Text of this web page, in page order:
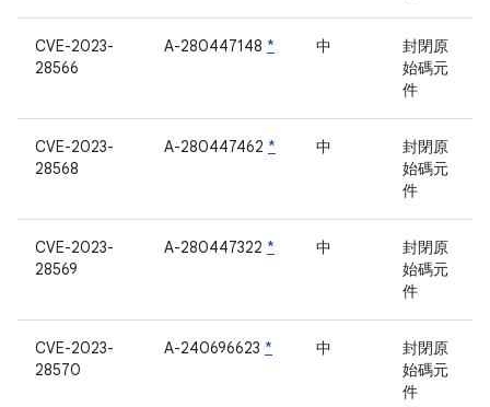
CVE-2023-
28566
A-280447148 * 中
封閉原
始碼元
件
CVE-2023-
28568
A-280447462 * 中
封閉原
始碼元
件
CVE-2023-
28569
A-280447322 * 中
封閉原
始碼元
件
CVE-2023-
28570
A-240696623 * 中
封閉原
始碼元
件